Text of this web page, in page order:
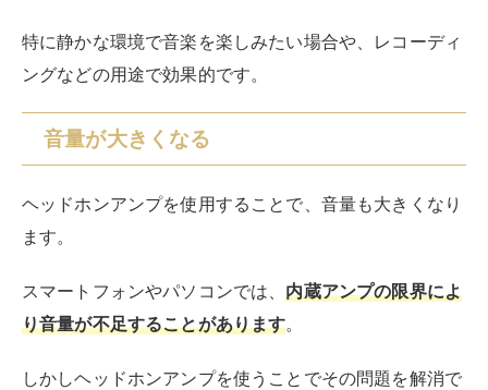
特に静かな環境で音楽を楽しみたい場合や、レコーディ
ングなどの用途で効果的です。
音量が大きくなる
ヘッドホンアンプを使用することで、音量も大きくなり
ます。
スマートフォンやパソコンでは、内蔵アンプの限界によ
り音量が不足することがあります。
しかしヘッドホンアンプを使うことでその問題を解消で